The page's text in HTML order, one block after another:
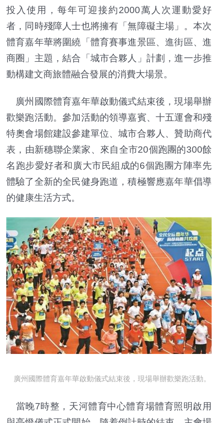
投入使用，每年可迎接約2000萬人次運動愛好
者，同時殘障人士也將擁有「無障礙主場」。本次
體育嘉年華將圍繞「體育賽事進景區、進街區、進
商圈」主題，結合「城市合夥人」計劃，進一步推
動構建文商旅體融合發展的消費大場景。
廣州國際體育嘉年華啟動儀式結束後，現場舉辦
歡樂跑活動。參加活動的領導嘉賓、十五運會和殘
特奧會場館建設參建單位、城市合夥人、贊助商代
表，由新穗聯企業家、來自全市20個跑團的300餘
名跑步愛好者和廣大市民組成的6個跑團方陣率先
體驗了全新的全民健身跑道，積極響應嘉年華倡導
的健康生活方式。
廣州國際體育嘉年華啟動儀式結束後，現場舉辦歡樂跑活動。
當晚7時整，天河體育中心體育場體育照明啟用